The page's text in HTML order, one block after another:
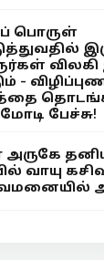
பொருள்
விலகி
-
பேச்சு!
வாயு